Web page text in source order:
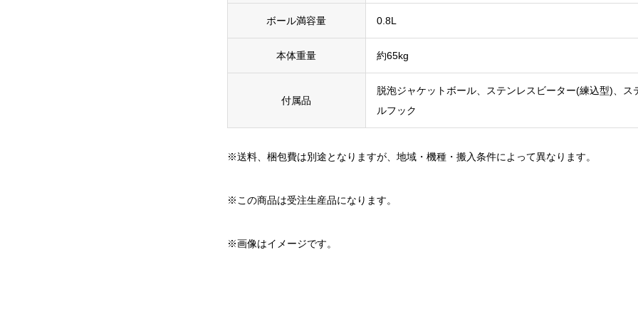
ボール満容量 0.8L
本体重量 約65kg
付属品
脱泡ジャケットボール、ステンレスビーター(練込型)、ス
ルフック
※送料、梱包費は別途となりますが、地域・機種・搬入条件によって異なります。
※この商品は受注生産品になります。
※画像はイメージです。